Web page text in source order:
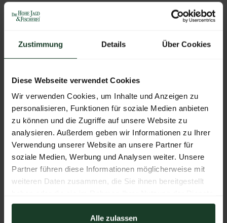
Zustimmung Details Über Cookies
Diese Webseite verwendet Cookies
Wir verwenden Cookies, um Inhalte und Anzeigen zu
personalisieren, Funktionen für soziale Medien anbieten
zu können und die Zugriffe auf unsere Website zu
analysieren. Außerdem geben wir Informationen zu Ihrer
Verwendung unserer Website an unsere Partner für
soziale Medien, Werbung und Analysen weiter. Unsere
Partner führen diese Informationen möglicherweise mit
weiteren Daten zusammen, die Sie ihnen bereitgestellt
gesammelt haben.
Alle zulassen
Kugeln